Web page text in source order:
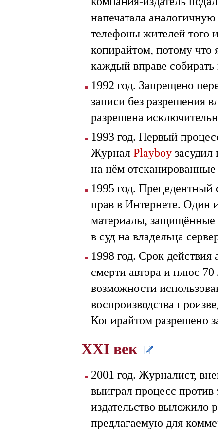
напечатала
телефоны жителей того
копирайтом, потому что
каждый вправе собирать
1992 год. Запрещено
записи без разрешения
разрешена
1993 год. Первый
Журнал Playboy засудил
на нём
1995 год.
прав в Интернете. Один
материалы, защищённые
в суд на владельца
1998 год. Срок действия
смерти автора и плюс
возможности
воспроизводства
Копирайтом разрешено
XXI век
2001 год. Журналист,
выиграл процесс против
издательство выложило
предлагаемую для